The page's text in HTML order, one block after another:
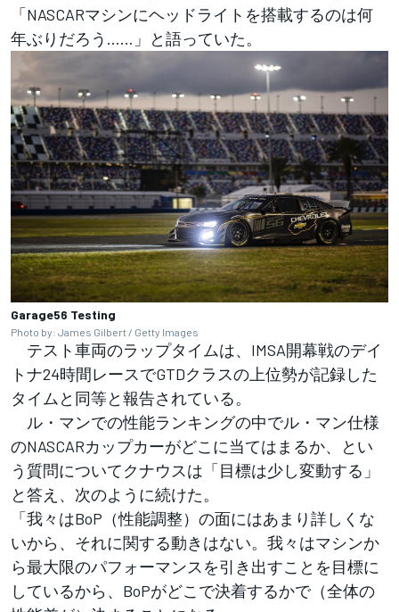
「NASCARマシンにヘッドライトを搭載するのは何
年ぶりだろう……」と語っていた。
Garage56 Testing
Photo by: James Gilbert / Getty Images
テスト車両のラップタイムは、IMSA開幕戦のデイ
トナ24時間レースでGTDクラスの上位勢が記録した
タイムと同等と報告されている。
ル・マンでの性能ランキングの中でル・マン仕様
のNASCARカップカーがどこに当てはまるか、とい
う質問についてクナウスは「目標は少し変動する」
と答え、次のように続けた。
「我々はBoP（性能調整）の面にはあまり詳しくな
いから、それに関する動きはない。我々はマシンか
ら最大限のパフォーマンスを引き出すことを目標に
しているから、BoPがどこで決着するかで（全体の